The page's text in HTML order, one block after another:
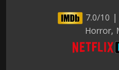
7.0/10 |
Horror,